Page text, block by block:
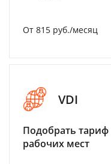
От 815 руб./месяц
VDI
Подобрать
рабочих мест